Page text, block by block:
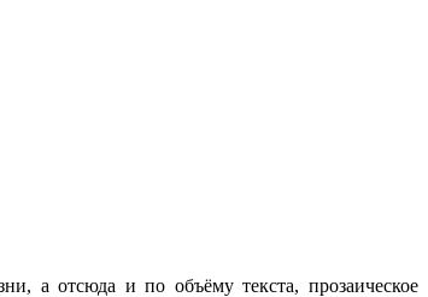
а отсюда и по объёму текста, прозаическое